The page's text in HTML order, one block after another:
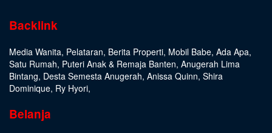
Backlink
Media Wanita, Pelataran, Berita Properti, Mobil Babe, Ada Apa,
Satu Rumah, Puteri Anak & Remaja Banten, Anugerah Lima
Bintang, Desta Semesta Anugerah, Anissa Quinn, Shira
Dominique, Ry Hyori,
Belanja